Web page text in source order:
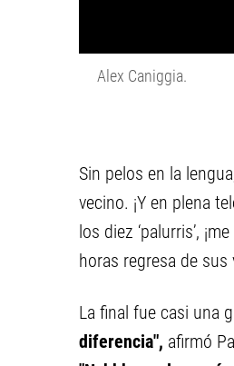
Alex Caniggia.
Sin pelos en la
vecino. ¡Y en plena
los diez ‘palurris’,
horas regresa de sus
La final fue casi una
diferencia", afirmó